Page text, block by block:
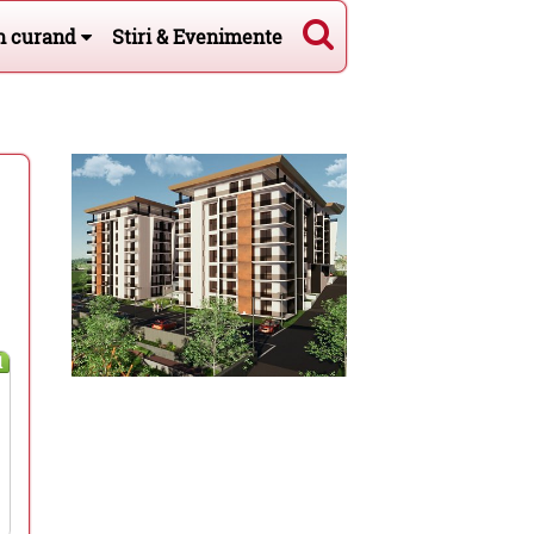
curand Stiri & Evenimente